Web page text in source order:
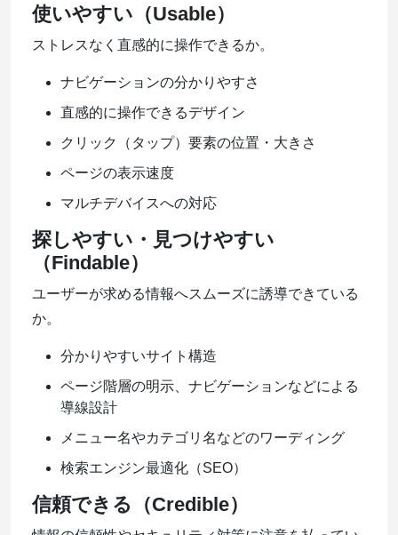
使いやすい（Usable）
ストレスなく直感的に操作できるか。
ナビゲーションの分かりやすさ
直感的に操作できるデザイン
クリック（タップ）要素の位置・大きさ
ページの表示速度
マルチデバイスへの対応
探しやすい・見つけやすい
（Findable）
ユーザーが求める情報へスムーズに誘導できている
か。
分かりやすいサイト構造
ページ階層の明示、ナビゲーションなどによる
導線設計
メニュー名やカテゴリ名などのワーディング
検索エンジン最適化（SEO）
信頼できる（Credible）